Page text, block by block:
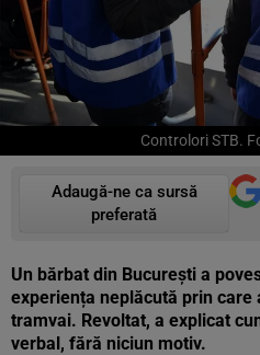
Controlori STB.
Adaugă-ne ca sursă
preferată
Un bărbat din București a
experiența neplăcută prin care
tramvai. Revoltat, a explicat
verbal, fără niciun motiv.